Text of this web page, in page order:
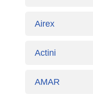
Airex
Actini
AMAR